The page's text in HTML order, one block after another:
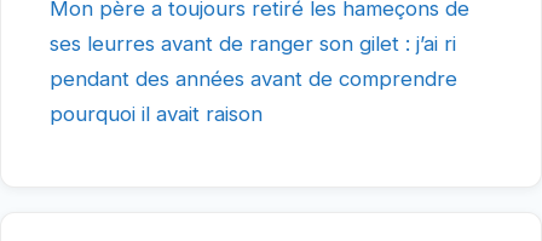
Mon père a toujours retiré les hameçons de
ses leurres avant de ranger son gilet : j’ai ri
pendant des années avant de comprendre
pourquoi il avait raison